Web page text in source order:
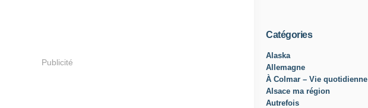
Publicité
Catégories
Alaska
Allemagne
À Colmar – Vie quotidienne
Alsace ma région
Autrefois